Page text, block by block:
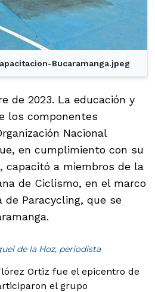
Bucaramanga.jpeg
de 2023. La educación y
los componentes
Nacional
en cumplimiento con su
capacitó a miembros de la
de Ciclismo, en el marco
de Paracycling, que se
de la Hoz, periodista
Ortiz fue el epicentro de
el grupo